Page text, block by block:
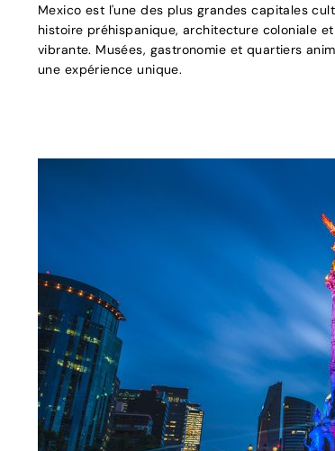
Mexico est l'une des plus grandes capitales
histoire préhispanique, architecture coloniale
vibrante. Musées, gastronomie et quartiers
une expérience unique.